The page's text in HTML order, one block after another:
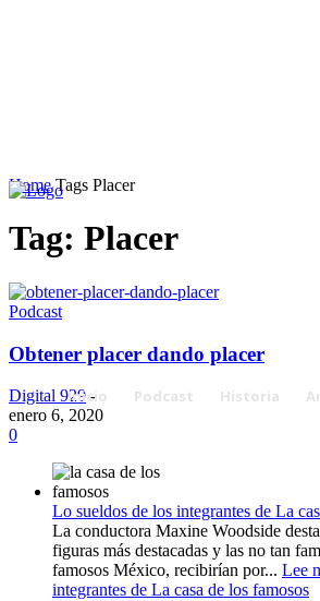
Inicio Podcast Historia
Home Tags Placer
Tag: Placer
Podcast
Obtener placer dando placer
Digital 929 -
enero 6, 2020
0
Lo sueldos de los integrantes de La
La conductora Maxine Woodside
figuras más destacadas y las no tan
famosos México, recibirían por... Lee
integrantes de La casa de los famosos